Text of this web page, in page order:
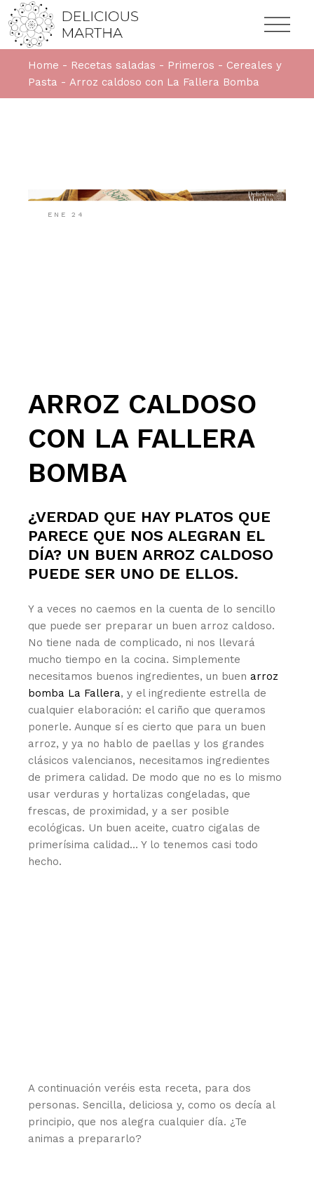
Home Recetas saladas Primeros
Cereales y
Pasta
Arroz caldoso con La Fallera Bomba
ENE 24
ARROZ CALDOSO
CON LA FALLERA
BOMBA
¿VERDAD QUE HAY PLATOS QUE
PARECE QUE NOS ALEGRAN EL
DÍA? UN BUEN ARROZ CALDOSO
PUEDE SER UNO DE ELLOS.
Y a veces no caemos en la cuenta de lo sencillo
que puede ser preparar un buen arroz caldoso.
No tiene nada de complicado, ni nos llevará
mucho tiempo en la cocina. Simplemente
necesitamos buenos ingredientes, un buenarroz
bomba La Fallera, y el ingrediente estrella de
cualquier elaboración: el cariño que queramos
ponerle. Aunque sí es cierto que para un buen
arroz, y ya no hablo de paellas y los grandes
clásicos valencianos, necesitamos ingredientes
de primera calidad. De modo que no es lo mismo
usar verduras y hortalizas congeladas, que
frescas, de proximidad, y a ser posible
ecológicas. Un buen aceite, cuatro cigalas de
primerísima calidad… Y lo tenemos casi todo
hecho.
A continuación veréis esta receta, para dos
personas. Sencilla, deliciosa y, como os decía al
principio, que nos alegra cualquier día. ¿Te
animas a prepararlo?